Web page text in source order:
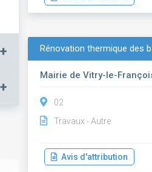
+
+
Rénovation thermique des
Mairie de Vitry-le-
02
Travaux - Autre
Avis d'attribution